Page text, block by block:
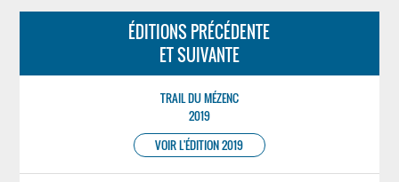
ÉDITIONS PRÉCÉDENTE
ET SUIVANTE
TRAIL DU MÉZENC
2019
VOIR L'ÉDITION 2019